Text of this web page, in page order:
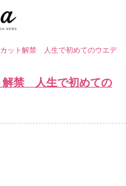
ット解禁 人生で初めてのウエデ
解禁 人生で初めての